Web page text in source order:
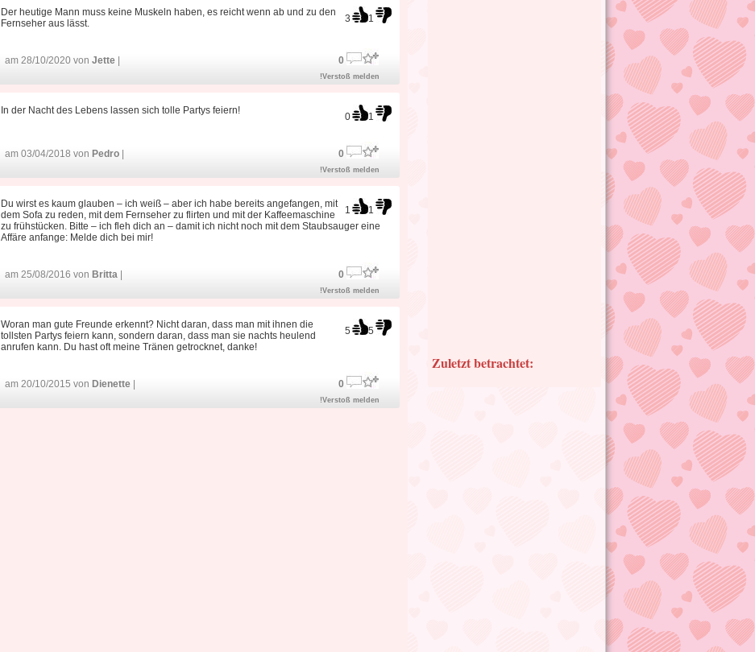
3 1
Der heutige Mann muss keine Muskeln haben, es reicht wenn ab und zu den
Fernseher aus lässt.
am 28/10/2020 von Jette 0
!Verstoß melden
0 1
In der Nacht des Lebens lassen sich tolle Partys feiern!
am 03/04/2018 von Pedro 0
!Verstoß melden
1 1
Du wirst es kaum glauben – ich weiß – aber ich habe bereits angefangen, mit
dem Sofa zu reden, mit dem Fernseher zu flirten und mit der Kaffeemaschine
zu frühstücken. Bitte – ich fleh dich an – damit ich nicht noch mit dem Staubsauger eine
Affäre anfange: Melde dich bei mir!
am 25/08/2016 von Britta 0
!Verstoß melden
5 5
Woran man gute Freunde erkennt? Nicht daran, dass man mit ihnen die
tollsten Partys feiern kann, sondern daran, dass man sie nachts heulend
anrufen kann. Du hast oft meine Tränen getrocknet, danke!
am 20/10/2015 von Dienette 0
!Verstoß melden
Zuletzt betrachtet: